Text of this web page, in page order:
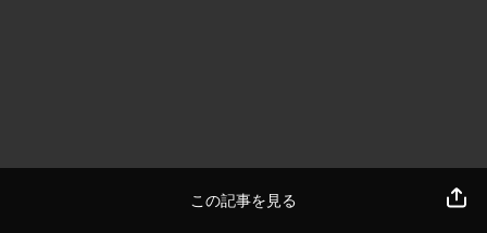
この記事を見る